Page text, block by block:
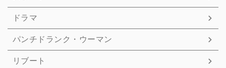
ドラマ
パンチドランク・ウーマン
リブート